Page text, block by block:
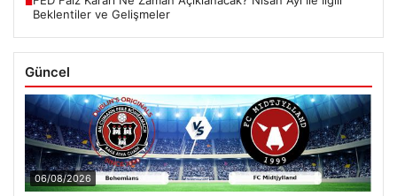
Beklentiler ve Gelişmeler
Güncel
06/08/2026